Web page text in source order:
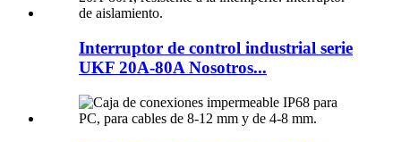
Interruptor de control industrial serie
UKF 20A-80A Nosotros...